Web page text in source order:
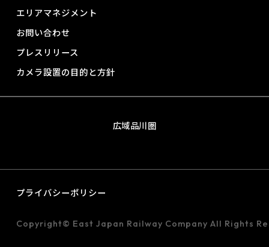
エリアマネジメント
お問い合わせ
プレスリリース
カメラ設置の目的と方針
広域品川圏
プライバシーポリシー
Copyright© East Japan Railway Company All Rights